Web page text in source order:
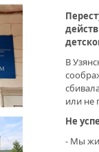
В
В
или не
Не
- Мы